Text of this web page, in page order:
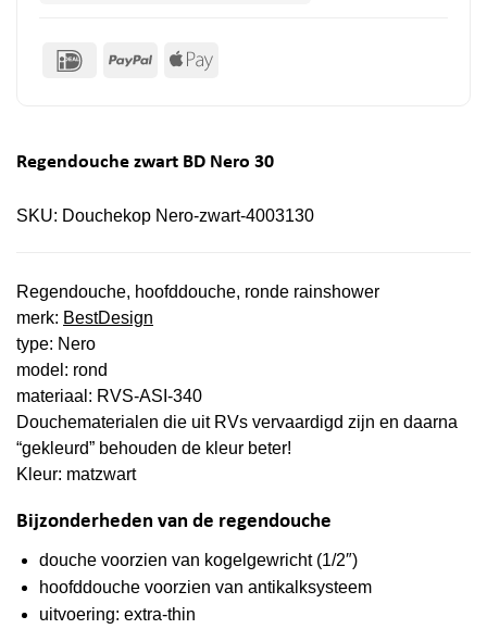
IDeal PayPal Apple
Regendouche zwart BD Nero 30
SKU: Douchekop Nero-zwart-4003130
Regendouche, hoofddouche, ronde rainshower
merk: BestDesign
type: Nero
model: rond
materiaal: RVS-ASI-340
Douchematerialen die uit RVs vervaardigd zijn en daarna
“gekleurd” behouden de kleur beter!
Kleur: matzwart
Bijzonderheden van de regendouche
douche voorzien van kogelgewricht (1/2″)
hoofddouche voorzien van antikalksysteem
uitvoering: extra-thin